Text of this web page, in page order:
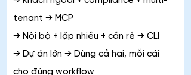
tenant → MCP
→ Nội bộ + lặp nhiều + cần rẻ → CLI
→ Dự án lớn → Dùng cả hai, mỗi cái
cho đúng workflow